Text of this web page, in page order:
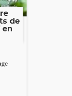
de
en